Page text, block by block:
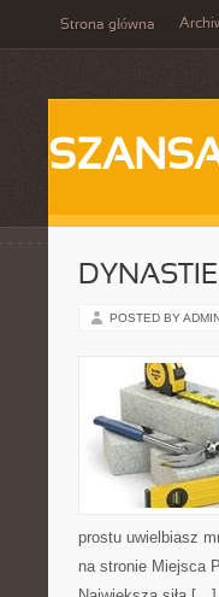
Strona główna
POSTED BY
prostu uwielbiasz
na stronie Miejsca